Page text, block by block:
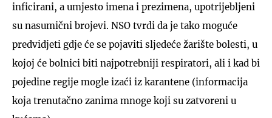
inficirani, a umjesto imena i prezimena, upotrijebljeni
su nasumični brojevi. NSO tvrdi da je tako moguće
predvidjeti gdje će se pojaviti sljedeće žarište bolesti, u
kojoj će bolnici biti najpotrebniji respiratori, ali i kad bi
pojedine regije mogle izaći iz karantene (informacija
koja trenutačno zanima mnoge koji su zatvoreni u